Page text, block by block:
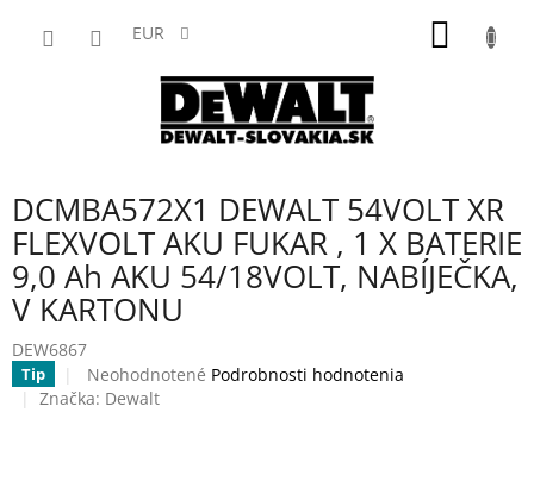
EUR
DCMBA572X1 DEWALT 54VOLT XR
FLEXVOLT AKU FUKAR , 1 X BATERIE
9,0 Ah AKU 54/18VOLT, NABÍJEČKA,
V KARTONU
DEW6867
Tip
Priemerné
hodnotenie
Neohodnotené Podrobnosti hodnotenia
Značka: Dewalt